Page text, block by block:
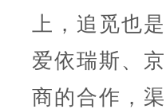
上，追觅也
爱依瑞斯、
商的合作，